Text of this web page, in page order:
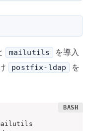
mailutils
を導入
postfix-ldap
を